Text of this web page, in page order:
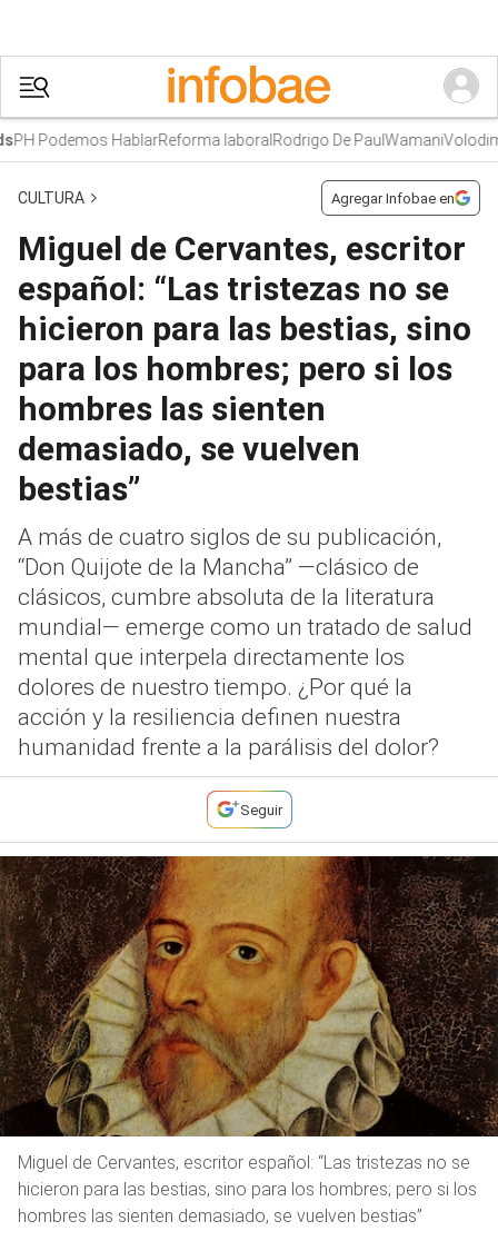
Podemos HablarReforma laboralRodrigo De PaulWamaniVolodimir
CULTURA Agregar Infobae en
Miguel de Cervantes, escritor
español: “Las tristezas no se
hicieron para las bestias, sino
para los hombres; pero si los
hombres las sienten
demasiado, se vuelven
bestias”
A más de cuatro siglos de su publicación,
“Don Quijote de la Mancha” —clásico de
clásicos, cumbre absoluta de la literatura
mundial— emerge como un tratado de salud
mental que interpela directamente los
dolores de nuestro tiempo. ¿Por qué la
acción y la resiliencia definen nuestra
humanidad frente a la parálisis del dolor?
Seguir
Miguel de Cervantes, escritor español: “Las tristezas no se
hicieron para las bestias, sino para los hombres; pero si los
hombres las sienten demasiado, se vuelven bestias”